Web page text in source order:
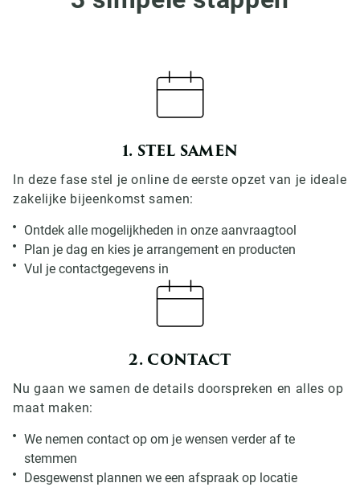
1. STEL SAMEN
In deze fase stel je online de eerste opzet van je ideale
zakelijke bijeenkomst samen:
Ontdek alle mogelijkheden in onze aanvraagtool
Plan je dag en kies je arrangement en producten
Vul je contactgegevens in
2. CONTACT
Nu gaan we samen de details doorspreken en alles op
maat maken:
We nemen contact op om je wensen verder af te
stemmen
Desgewenst plannen we een afspraak op locatie